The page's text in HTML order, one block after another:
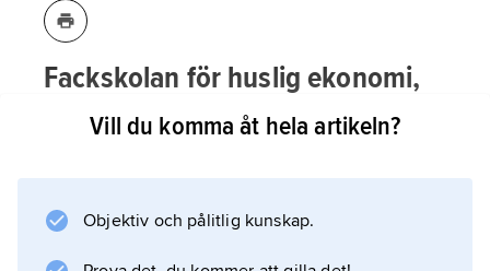
Fackskolan för huslig ekonomi,
läroanstalt i Uppsala, grundad 1895 av
J.A. Lundell och Ida Norrby.
ekonomi, kvinnlig slöjd och barnavård. Vid
Vill du komma åt hela artikeln?
Objektiv och pålitlig kunskap.